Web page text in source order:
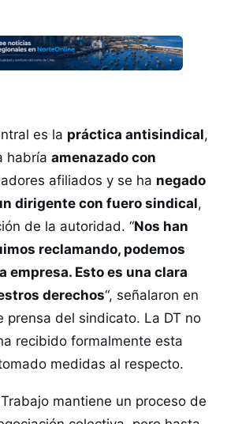
es la práctica antisindical,
habría amenazado con
afiliados y se ha negado
dirigente con fuero sindical,
de la autoridad. “Nos han
reclamando, podemos
empresa. Esto es una clara
derechos“, señalaron en
prensa del sindicato. La DT no
recibido formalmente esta
medidas al respecto.
mantiene un proceso de